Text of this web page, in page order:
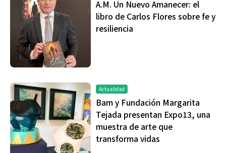
A.M. Un Nuevo Amanecer: el
libro de Carlos Flores sobre fe y
resiliencia
Actualidad
Bam y Fundación Margarita
Tejada presentan Expo13, una
muestra de arte que
transforma vidas